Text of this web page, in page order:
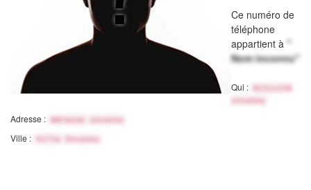
Ce numéro de
téléphone
appartient à "
Nom inconnu"
Qui :
Activité
inconnu
Adresse : Adresse inconnu
Ville : Ville Inconnu